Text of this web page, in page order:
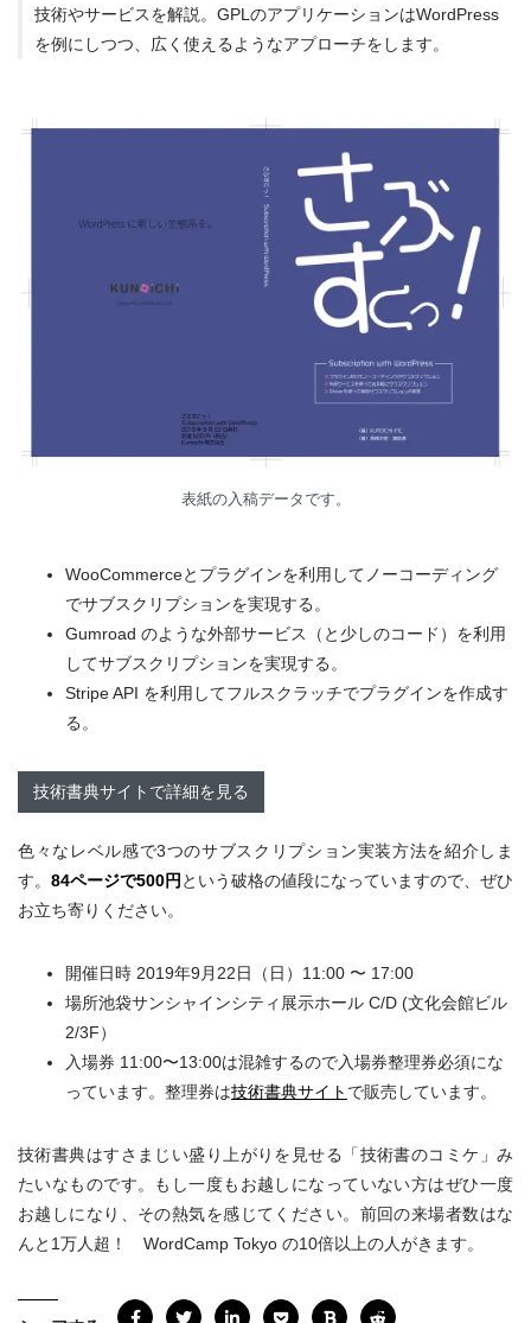
技術やサービスを解説。GPLのアプリケーションはWordPress
を例にしつつ、広く使えるようなアプローチをします。
表紙の入稿データです。
WooCommerceとプラグインを利用してノーコーディング
でサブスクリプションを実現する。
Gumroad のような外部サービス（と少しのコード）を利用
してサブスクリプションを実現する。
Stripe API を利用してフルスクラッチでプラグインを作成す
る。
技術書典サイトで詳細を見る
色々なレベル感で3つのサブスクリプション実装方法を紹介しま
す。 84ページで500円 という破格の値段になっていますので、ぜひ
お立ち寄りください。
開催日時 2019年9月22日（日）11:00 〜 17:00
場所池袋サンシャインシティ展示ホール C/D (文化会館ビル
2/3F）
入場券 11:00〜13:00は混雑するので入場券整理券必須にな
っています。整理券は技術書典サイト で販売しています。
技術書典はすさまじい盛り上がりを見せる「技術書のコミケ」み
たいなものです。もし一度もお越しになっていない方はぜひ一度
お越しになり、その熱気を感じてください。前回の来場者数はな
んと1万人超！ WordCamp Tokyo の10倍以上の人がきます。